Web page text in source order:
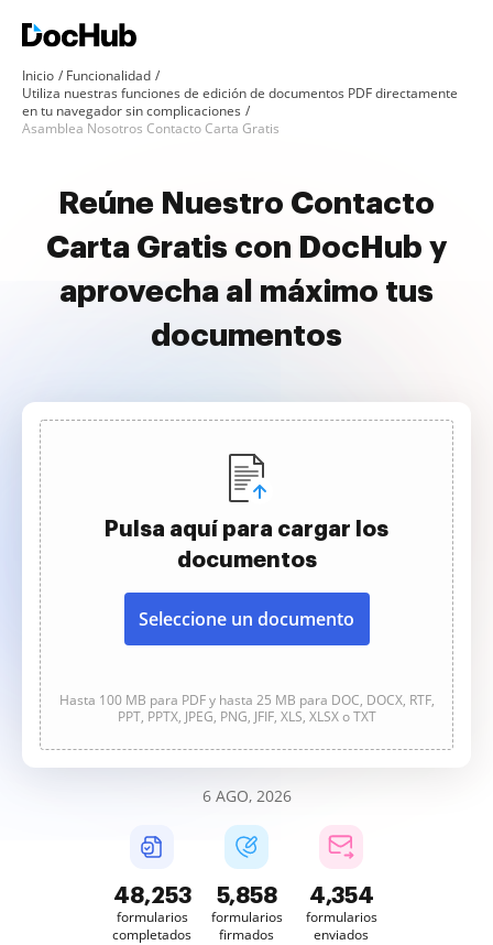
Inicio
Funcionalidad
Utiliza nuestras funciones de edición de documentos PDF directamente
en tu navegador sin complicaciones
Asamblea Nosotros Contacto Carta Gratis
Reúne Nuestro Contacto
Carta Gratis con DocHub y
aprovecha al máximo tus
documentos
Pulsa aquí para cargar los
documentos
Seleccione un documento
Hasta 100 MB para PDF y hasta 25 MB para DOC, DOCX, RTF,
PPT, PPTX, JPEG, PNG, JFIF, XLS, XLSX o TXT
6 AGO, 2026
48,253
formularios
completados
5,858
formularios
firmados
4,354
formularios
enviados